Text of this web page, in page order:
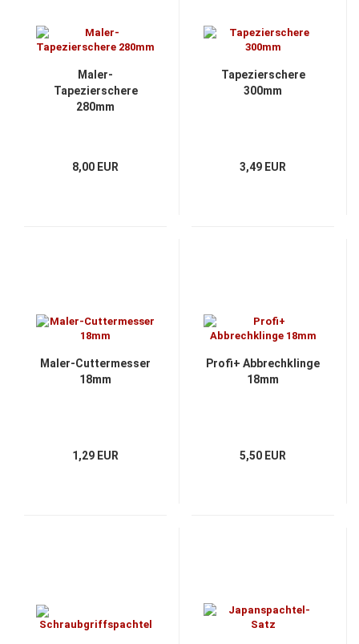
Maler-
Tapezierschere
280mm
8,00 EUR
Tapezierschere
300mm
3,49 EUR
Maler-Cuttermesser
18mm
1,29 EUR
Profi+ Abbrechklinge
18mm
5,50 EUR